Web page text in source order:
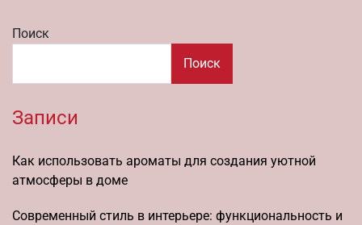
Поиск
Поиск
Записи
Как использовать ароматы для создания уютной
атмосферы в доме
Современный стиль в интерьере: функциональность и